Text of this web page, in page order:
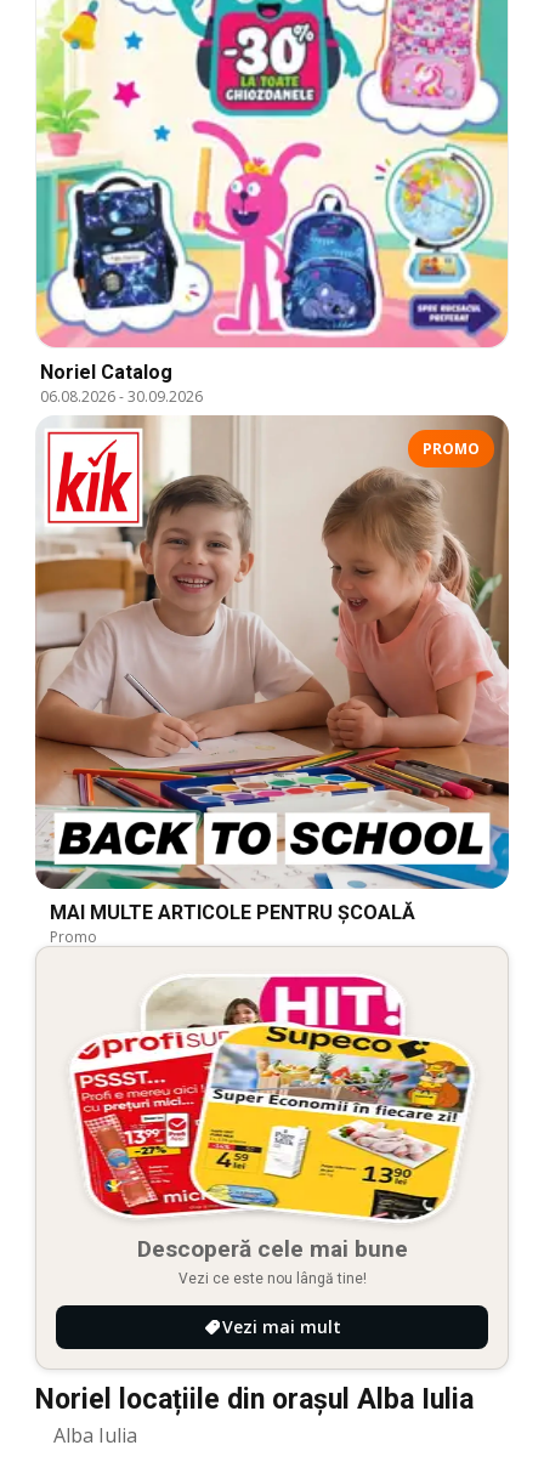
Noriel Catalog
06.08.2026-30.09.2026
PROMO
MAI MULTE ARTICOLE PENTRU ȘCOALĂ
Promo
Descoperă cele mai bune
Vezi ce este nou lângă tine!
Vezi mai mult
Noriel locațiile din orașul Alba Iulia
Alba Iulia